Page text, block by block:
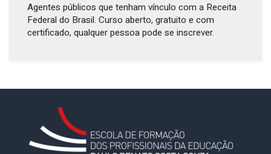
Agentes públicos que tenham vínculo com a Receita
Federal do Brasil. Curso aberto, gratuito e com
certificado, qualquer pessoa pode se inscrever.